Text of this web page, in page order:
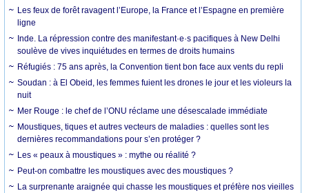
Les feux de forêt ravagent l’Europe, la France et l’Espagne en première
ligne
Inde. La répression contre des manifestant·e·s pacifiques à New Delhi
soulève de vives inquiétudes en termes de droits humains
Réfugiés : 75 ans après, la Convention tient bon face aux vents du repli
Soudan : à El Obeid, les femmes fuient les drones le jour et les violeurs la
nuit
Mer Rouge : le chef de l’ONU réclame une désescalade immédiate
Moustiques, tiques et autres vecteurs de maladies : quelles sont les
dernières recommandations pour s’en protéger ?
Les « peaux à moustiques » : mythe ou réalité ?
Peut-on combattre les moustiques avec des moustiques ?
La surprenante araignée qui chasse les moustiques et préfère nos vieilles